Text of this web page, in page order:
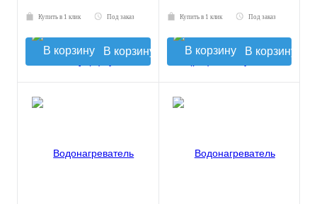
Купить в 1 клик Под заказ
В корзину
Купить в 1 клик Под заказ
В корзину